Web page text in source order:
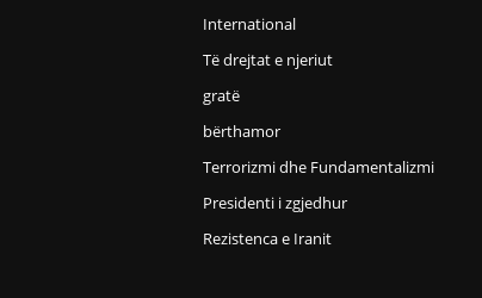
International
Të drejtat e njeriut
gratë
bërthamor
Terrorizmi dhe Fundamentalizmi
Presidenti i zgjedhur
Rezistenca e Iranit